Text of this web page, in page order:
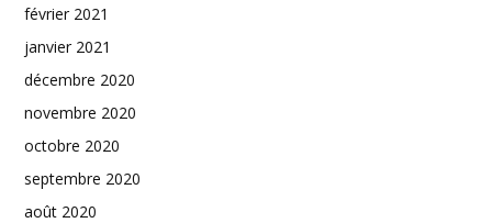
février 2021
janvier 2021
décembre 2020
novembre 2020
octobre 2020
septembre 2020
août 2020